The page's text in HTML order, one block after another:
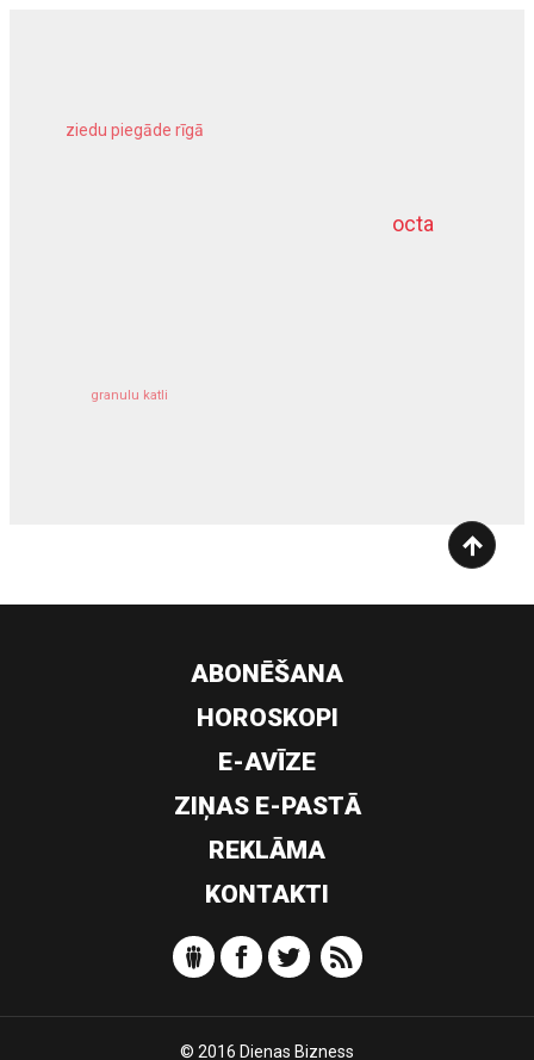
octa
ziedu piegāde rīgā
granulu katli
dziļurbums
ABONĒŠANA
HOROSKOPI
E-AVĪZE
ZIŅAS E-PASTĀ
REKLĀMA
KONTAKTI
© 2016 Dienas Bizness